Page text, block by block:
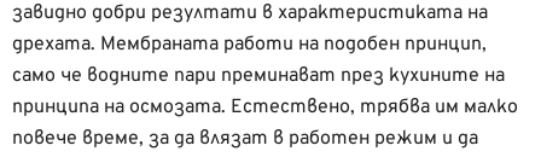
завидно добри резултати в характеристиката на
дрехата. Мембраната работи на подобен принцип,
само че водните пари преминават през кухините на
принципа на осмозата. Естествено, трябва им малко
повече време, за да влязат в работен режим и да